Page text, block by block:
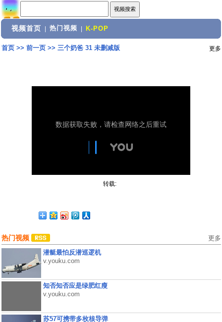
视频首页 热门视频 K-POP
首页>> 前一页>> 三个奶爸 31 未删减版 更多
转载:
热门视频 更多
潜艇最怕反潜巡逻机
v.youku.com
知否知否应是绿肥红瘦
v.youku.com
苏57可携带多枚核导弹